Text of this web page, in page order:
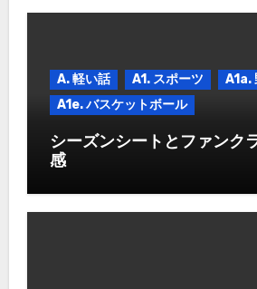
A. 軽い話 A1. スポーツ
A1a.
A1e. バスケットボール
シーズンシートとファンク
感